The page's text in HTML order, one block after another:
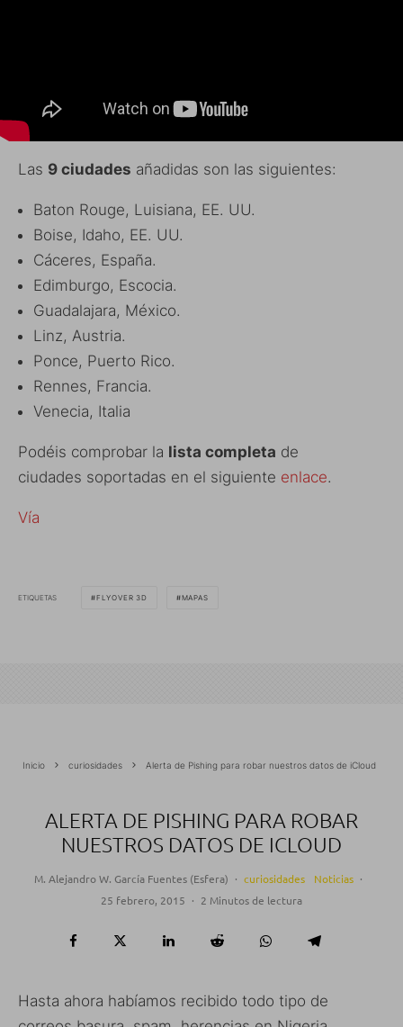
Las 9 ciudades añadidas son las siguientes:
Baton Rouge, Luisiana, EE. UU.
Boise, Idaho, EE. UU.
Cáceres, España.
Edimburgo, Escocia.
Guadalajara, México.
Linz, Austria.
Ponce, Puerto Rico.
Rennes, Francia.
Venecia, Italia
Podéis comprobar la lista completa de
ciudades soportadas en el siguiente enlace.
Vía
ETIQUETAS FLYOVER 3D MAPAS
Inicio curiosidades Alerta de Pishing para robar nuestros datos de iCloud
ALERTA DE PISHING PARA ROBAR
NUESTROS DATOS DE ICLOUD
M. Alejandro W. García Fuentes (Esfera) · curiosidades Noticias ·
25 febrero, 2015 · 2 Minutos de lectura
Hasta ahora habíamos recibido todo tipo de